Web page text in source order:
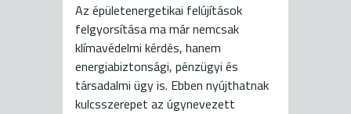
Az épületenergetikai felújítások
felgyorsítása ma már nemcsak
klímavédelmi kérdés, hanem
energiabiztonsági, pénzügyi és
társadalmi ügy is. Ebben nyújthatnak
kulcsszerepet az úgynevezett